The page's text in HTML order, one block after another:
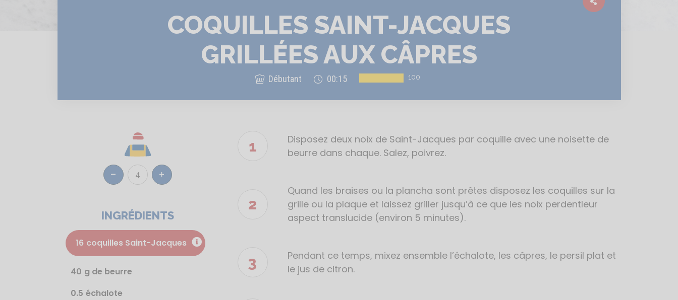
COQUILLES SAINT-JACQUES
GRILLÉES AUX CÂPRES
Débutant 00:15 100
Réduire 4 Augmenter
INGRÉDIENTS
16 coquilles Saint-Jacques
40 g de beurre
0.5 échalote
Disposez deux noix de Saint-Jacques par coquille avec une noisette de
beurre dans chaque. Salez, poivrez.
Quand les braises ou la plancha sont prêtes disposez les coquilles sur la
grille ou la plaque et laissez griller jusqu’à ce que les noix perdentleur
aspect translucide (environ 5 minutes).
Pendant ce temps, mixez ensemble l’échalote, les câpres, le persil plat et
le jus de citron.